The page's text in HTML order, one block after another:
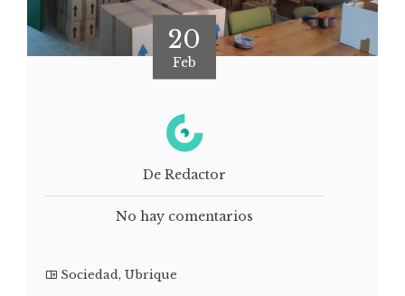
20
Feb
De Redactor
No hay comentarios
Sociedad, Ubrique